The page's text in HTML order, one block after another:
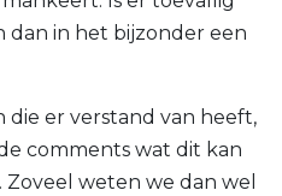
dan in het bijzonder een
die er verstand van heeft,
comments wat dit kan
Zoveel weten we dan wel